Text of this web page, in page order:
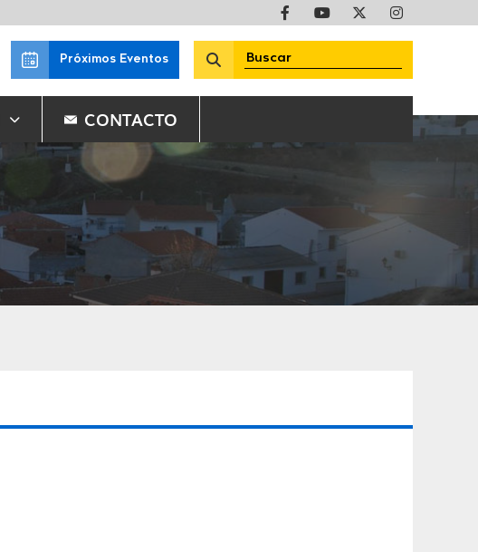
Próximos Eventos
CONTACTO